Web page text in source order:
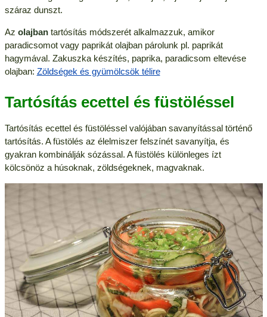
száraz dunszt.
Az olajbantartósítás módszerét alkalmazzuk, amikor
paradicsomot vagy paprikát olajban párolunk pl. paprikát
hagymával. Zakuszka készítés, paprika, paradicsom eltevése
olajban: Zöldségek és gyümölcsök télire
Tartósítás ecettel és füstöléssel
Tartósítás ecettel és füstöléssel valójában savanyítással történő
tartósítás. A füstölés az élelmiszer felszínét savanyítja, és
gyakran kombinálják sózással. A füstölés különleges ízt
kölcsönöz a húsoknak, zöldségeknek, magvaknak.